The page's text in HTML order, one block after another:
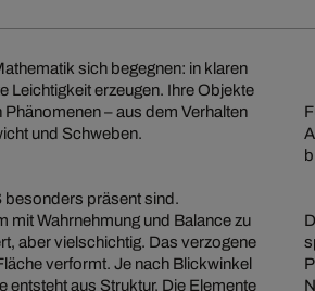
sich begegnen: in klaren
Leichtigkeit erzeugen. Ihre Objekte
– aus dem Verhalten
und Schweben.
besonders präsent sind.
mit Wahrnehmung und Balance zu
aber vielschichtig. Das verzogene
verformt. Je nach Blickwinkel
entsteht aus Struktur. Die Elemente